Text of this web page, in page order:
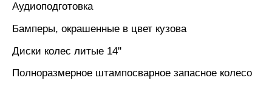
Аудиоподготовка
Бамперы, окрашенные в цвет кузова
Диски колес литые 14''
Полноразмерное штампосварное запасное колесо